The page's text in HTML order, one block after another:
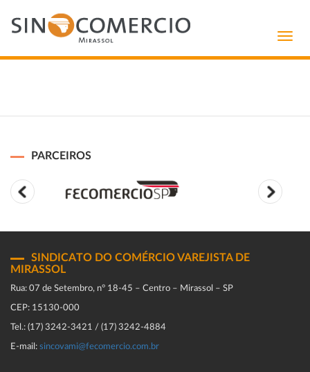
PARCEIROS
SINDICATO DO COMÉRCIO VAREJISTA DE
MIRASSOL
Rua: 07 de Setembro, n° 18-45 – Centro – Mirassol – SP
CEP: 15130-000
Tel.: (17) 3242-3421 / (17) 3242-4884
E-mail: sincovami@fecomercio.com.br